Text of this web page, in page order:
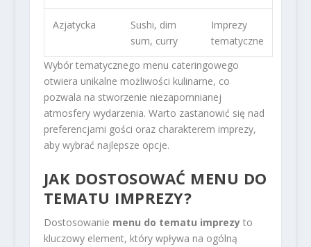
Azjatycka
Sushi, dim
sum, curry
Imprezy
tematyczne
Wybór tematycznego menu cateringowego
otwiera unikalne możliwości kulinarne, co
pozwala na stworzenie niezapomnianej
atmosfery wydarzenia. Warto zastanowić się nad
preferencjami gości oraz charakterem imprezy,
aby wybrać najlepsze opcje.
JAK DOSTOSOWAĆ MENU DO
TEMATU IMPREZY?
Dostosowanie menu do tematu imprezyto
kluczowy element, który wpływa na ogólną